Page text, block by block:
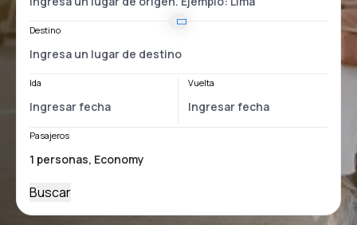
Destino
Ida Vuelta
Pasajeros
Buscar